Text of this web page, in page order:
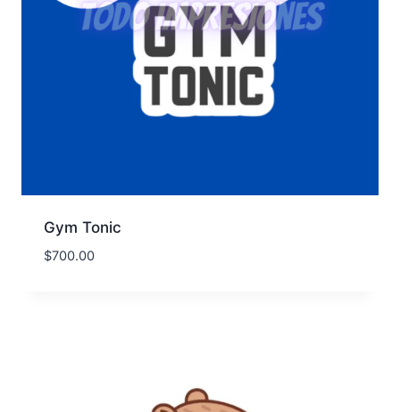
Gym Tonic
$700.00